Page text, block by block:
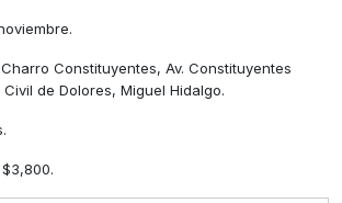
Constituyentes, Av. Constituyentes
de Dolores, Miguel Hidalgo.